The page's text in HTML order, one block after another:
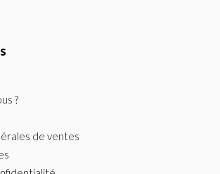
?
de ventes